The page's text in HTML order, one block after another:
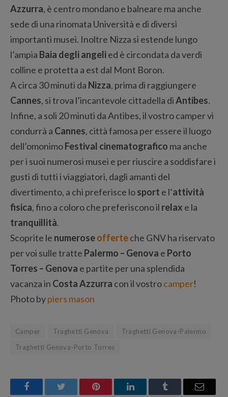
Azzurra, è centro mondano e balneare ma anche
sede di una rinomata Università e di diversi
importanti musei. Inoltre Nizza si estende lungo
l’ampia Baia degli angelied è circondata da verdi
colline e protetta a est dal Mont Boron.
A circa 30 minuti da Nizza, prima di raggiungere
Cannes, si trova l’incantevole cittadella diAntibes.
Infine, a soli 20 minuti da Antibes, il vostro camper vi
condurrà a Cannes, città famosa per essere il luogo
dell’omonimoFestival cinematografico ma anche
per i suoi numerosi musei e per riuscire a soddisfare i
gusti di tutti i viaggiatori, dagli amanti del
divertimento, a chi preferisce losport e l’attività
fisica, fino a coloro che preferiscono il relax e la
tranquillità.
Scoprite le numeroseofferteche GNV ha riservato
per voi sulle tratte Palermo – Genova e Porto
Torres – Genova e partite per una splendida
vacanza in Costa Azzurra con il vostrocamper!
Photo bypiers mason
Camper Traghetti Genova
Traghetti Genova-Palermo
Traghetti Genova-Porto Torres
FacebookTwitter Pinterest LinkedInTumblr Email